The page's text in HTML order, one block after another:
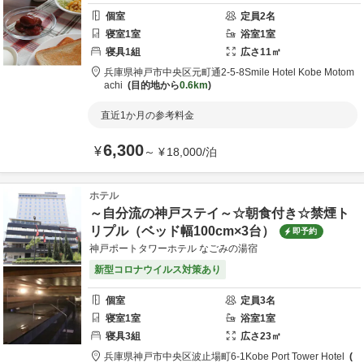
個室
定員2名
寝室1室 浴室1室
寝具1組 広さ11㎡
兵庫県神戸市中央区元町通2-5-8Smile Hotel Kobe Motom
achi
目的地から0.6km
直近1か月の参考料金
¥6,300～ ¥18,000/泊
ホテル
～自分流の神戸ステイ～☆朝食付き☆禁煙ト
リプル（ベッド幅100cm×3台）
即予約
神戸ポートタワーホテル なごみの湯宿
新型コロナウイルス対策あり
個室 定員3名
寝室1室 浴室1室
寝具3組 広さ23㎡
兵庫県神戸市中央区波止場町6-1 Kobe Port Tower Hotel